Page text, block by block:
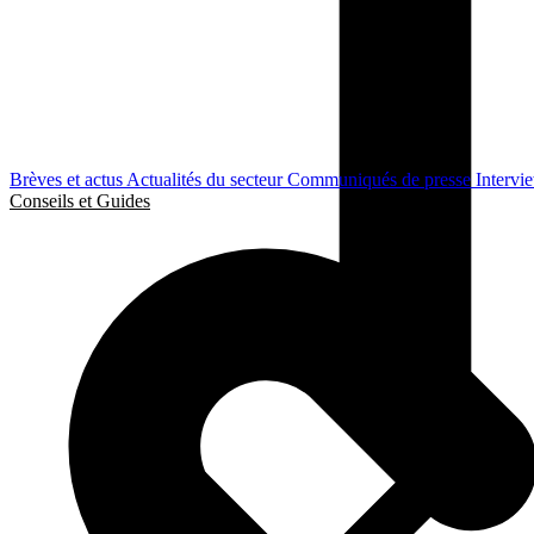
Brèves et actus Actualités du secteurCommuniqués de presse
Conseils et Guides